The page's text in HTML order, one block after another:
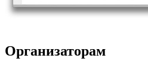
Организаторам